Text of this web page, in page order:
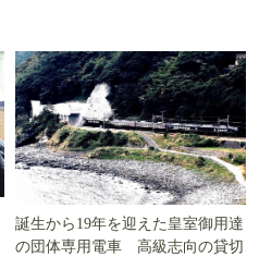
誕生から19年を迎えた皇室御用達
の団体専用電車 高級志向の貸切